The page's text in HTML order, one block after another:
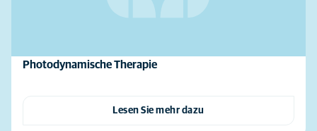
Photodynamische Therapie
Lesen Sie mehr dazu